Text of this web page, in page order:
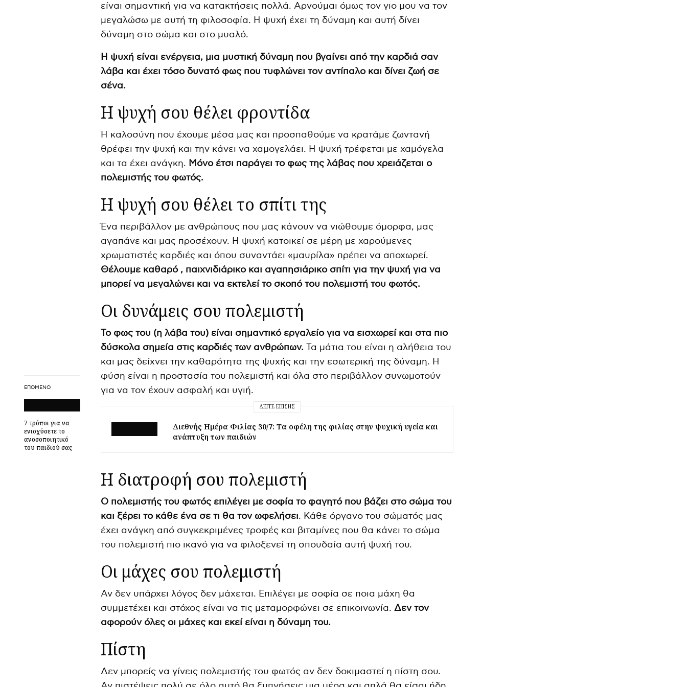
ΕΠΌΜΕΝΟ
7 τρόποι για να
ενισχύσετε το
ανοσοποιητικό
του παιδιού σας
είναι σημαντική για να κατακτήσεις πολλά. Αρνούμαι όμως τον γιο μου να τον
μεγαλώσω με αυτή τη φιλοσοφία. Η ψυχή έχει τη δύναμη και αυτή δίνει
δύναμη στο σώμα και στο μυαλό.
Η ψυχή είναι ενέργεια, μια μυστική δύναμη που βγαίνει από την καρδιά σαν
λάβα και έχει τόσο δυνατό φως που τυφλώνει τον αντίπαλο και δίνει ζωή σε
σένα.
Η ψυχή σου θέλει φροντίδα
Η καλοσύνη που έχουμε μέσα μας και προσπαθούμε να κρατάμε ζωντανή
θρέφει την ψυχή και την κάνει να χαμογελάει. Η ψυχή τρέφεται με χαμόγελα
και τα έχει ανάγκη. Μόνο έτσι παράγει το φως της λάβας που χρειάζεται ο
πολεμιστής του φωτός.
Η ψυχή σου θέλει το σπίτι της
Ένα περιβάλλον με ανθρώπους που μας κάνουν να νιώθουμε όμορφα, μας
αγαπάνε και μας προσέχουν. Η ψυχή κατοικεί σε μέρη με χαρούμενες
χρωματιστές καρδιές και όπου συναντάει «μαυρίλα» πρέπει να αποχωρεί.
Θέλουμε καθαρό , παιχνιδιάρικο και αγαπησιάρικο σπίτι για την ψυχή για να
μπορεί να μεγαλώνει και να εκτελεί το σκοπό του πολεμιστή του φωτός.
Οι δυνάμεις σου πολεμιστή
Το φως του (η λάβα του) είναι σημαντικό εργαλείο για να εισχωρεί και στα πιο
δύσκολα σημεία στις καρδιές των ανθρώπων. Τα μάτια του είναι η αλήθεια του
και μας δείχνει την καθαρότητα της ψυχής και την εσωτερική της δύναμη. Η
φύση είναι η προστασία του πολεμιστή και όλα στο περιβάλλον συνωμοτούν
για να τον έχουν ασφαλή και υγιή.
ΔΕΊΤΕ ΕΠΊΣΗΣ
Διεθνής Ημέρα Φιλίας 30/7: Tα οφέλη της φιλίας στην ψυχική υγεία και
ανάπτυξη των παιδιών
Η διατροφή σου πολεμιστή
Ο πολεμιστής του φωτός επιλέγει με σοφία το φαγητό που βάζει στο σώμα του
και ξέρει το κάθε ένα σε τι θα τον ωφελήσει. Κάθε όργανο του σώματός μας
έχει ανάγκη από συγκεκριμένες τροφές και βιταμίνες που θα κάνει το σώμα
του πολεμιστή πιο ικανό για να φιλοξενεί τη σπουδαία αυτή ψυχή του.
Οι μάχες σου πολεμιστή
Αν δεν υπάρχει λόγος δεν μάχεται. Επιλέγει με σοφία σε ποια μάχη θα
συμμετέχει και στόχος είναι να τις μεταμορφώνει σε επικοινωνία.Δεν τον
αφορούν όλες οι μάχες και εκεί είναι η δύναμη του.
Πίστη
Δεν μπορείς να γίνεις πολεμιστής του φωτός αν δεν δοκιμαστεί η πίστη σου.